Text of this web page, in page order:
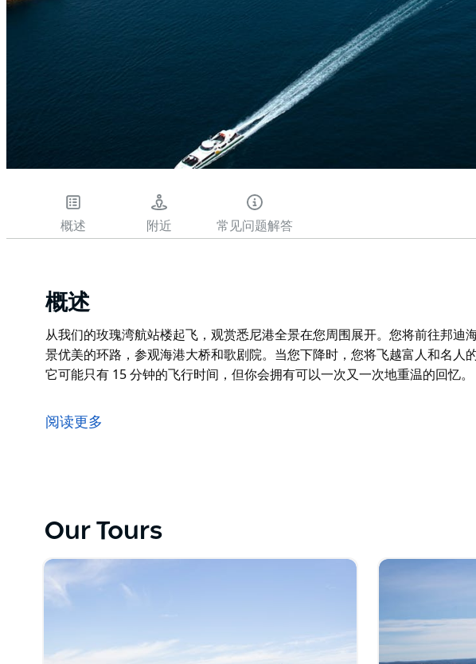
概述 附近 常见问题解答
概述
从我们的玫瑰湾航站楼起飞，观赏悉尼港全景在您周围展开。您将前往邦迪
景优美的环路，参观海港大桥和歌剧院。当您下降时，您将飞越富人和名人
它可能只有 15 分钟的飞行时间，但你会拥有可以一次又一次地重温的回忆。
景优美的环路，参观海港大桥和歌剧院。当您下降时，您将飞越富人和名人
阅读更多
Our Tours